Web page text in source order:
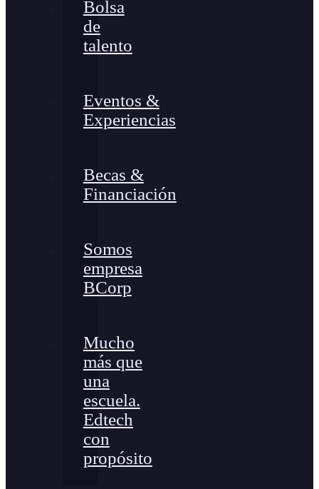
Bolsa
de
talento
Eventos &
Experiencias
Becas &
Financiación
Somos
empresa
BCorp
Mucho
más que
una
escuela.
Edtech
con
propósito